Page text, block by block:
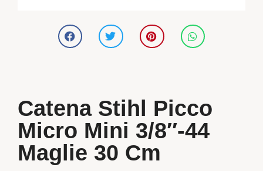
Catena Stihl Picco
Micro Mini 3/8″-44
Maglie 30 Cm